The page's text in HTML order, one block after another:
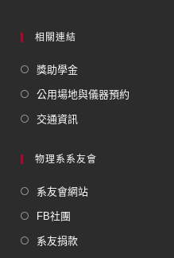
相關連結
獎助學金
公用場地與儀器預約
交通資訊
物理系系友會
系友會網站
FB社團
系友捐款